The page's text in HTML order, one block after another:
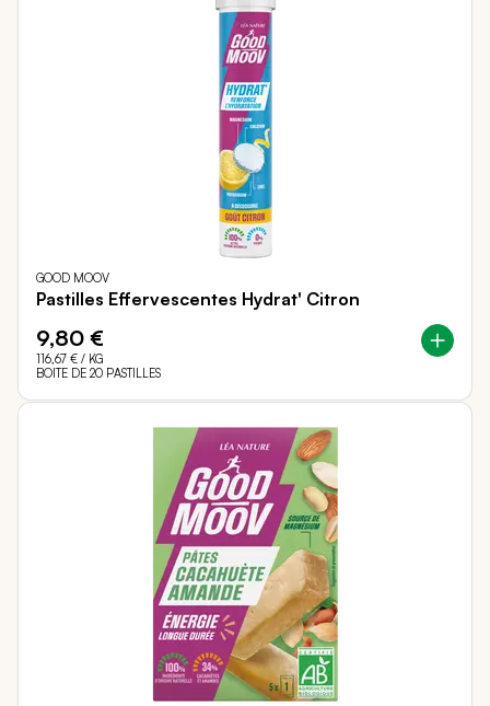
GOOD MOOV
Pastilles Effervescentes Hydrat' Citron
9,80 €
116,67 € / KG
BOITE DE 20 PASTILLES